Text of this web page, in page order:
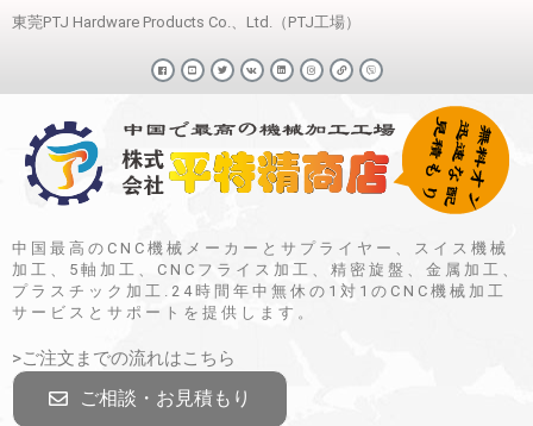
東莞PTJ Hardware Products Co.、Ltd.（PTJ工場）
中国最高のCNC機械メーカーとサプライヤー、スイス機械
加工、5軸加工、CNCフライス加工、精密旋盤、金属加工、
プラスチック加工.24時間年中無休の1対1のCNC機械加工
サービスとサポートを提供します。
>ご注文までの流れはこちら
ご相談・お見積もり